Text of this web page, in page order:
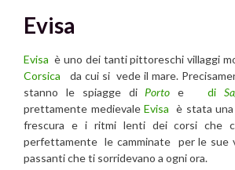
Evisa
Evisa è uno dei tanti pittoreschi villaggi
Corsica da cui si vede il mare.
stanno le spiagge di Porto e di
prettamente medievale Evisa è stata
frescura e i ritmi lenti dei corsi che ci
perfettamente le camminate per le sue
passanti che ti sorridevano a ogni ora.